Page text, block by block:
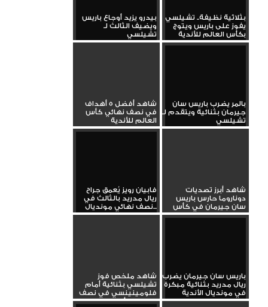
بثلاثية نظيفة.. تشيلسي
يفوز على باريس ويتوج
بكأس العالم للأندية
بيدرو يزيد أوجاع باريس
ويضيف الثالث لـ
تشيلسي
بالمر يضرب باريس سان
جيرمان بثنائية ويتقدم لـ
تشيلسي
شاهد أفضل 5 أهداف
في نصف نهائي كأس
العالم للأندية
شاهد أبرز تصديات
دوناروما حارس باريس
سان جيرمان في كأس
العالم...
فابيان رويز يُعمق جراح
ريال مدريد بالثالث في
نصف نهائي مونديال...
باريس سان جيرمان يضرب
ريال مدريد بثنائية مبكرة
في مونديال الأندية
شاهد ملخص فوز
تشيلسي بثنائية أمام
فلومينينسي في نصف
نهائي كأس...